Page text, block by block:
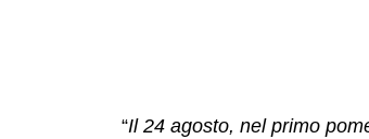
“Il 24 agosto, nel primo